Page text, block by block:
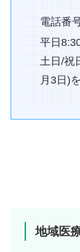
電話番
平日
土日/祝
月3日)
地域医